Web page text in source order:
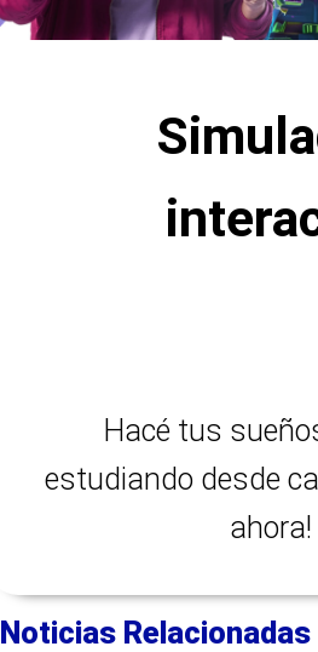
Hacé tus
estudiando desde
ahora!
Noticias Relacionadas